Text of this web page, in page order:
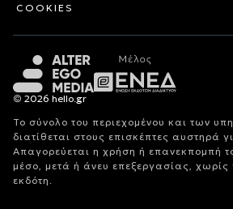
COOKIES
© 2026 hello.gr
Το σύνολο του περιεχομένου και των
διατίθεται στους επισκέπτες αυστηρά
Απαγορεύεται η χρήση ή επανεκπομπή
μέσο, μετά ή άνευ επεξεργασίας, χωρίς
εκδότη.